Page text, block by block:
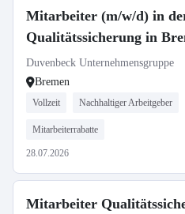
Mitarbeiter (m/w/d) in
Qualitätssicherung in
Duvenbeck Unternehmensgruppe
Bremen
Vollzeit Nachhaltiger Arbeitgeber
Mitarbeiterrabatte
28.07.2026
Mitarbeiter